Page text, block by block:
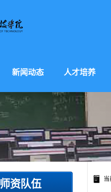
新闻动态 人才培养
师资队伍